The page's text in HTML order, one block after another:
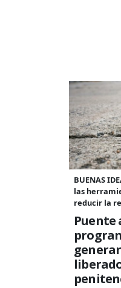
BUENAS
las
reducir la
Puente